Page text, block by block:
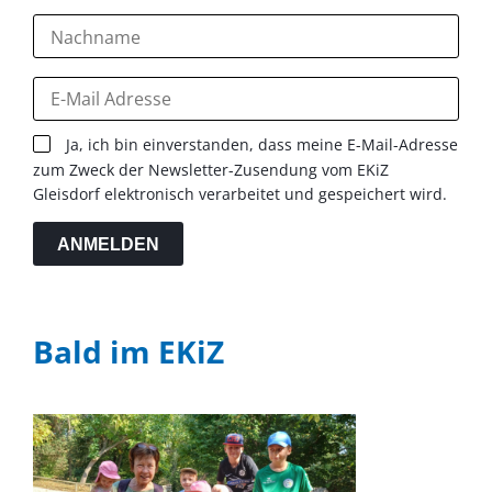
Ja, ich bin einverstanden, dass meine E-Mail-Adresse
zum Zweck der Newsletter-Zusendung vom EKiZ
Gleisdorf elektronisch verarbeitet und gespeichert wird.
ANMELDEN
Bald im EKiZ